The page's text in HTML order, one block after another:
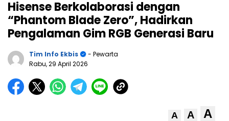
Hisense Berkolaborasi dengan
“Phantom Blade Zero”, Hadirkan
Pengalaman Gim RGB Generasi Baru
Tim Info Ekbis
- Pewarta
Rabu, 29 April 2026
A A A